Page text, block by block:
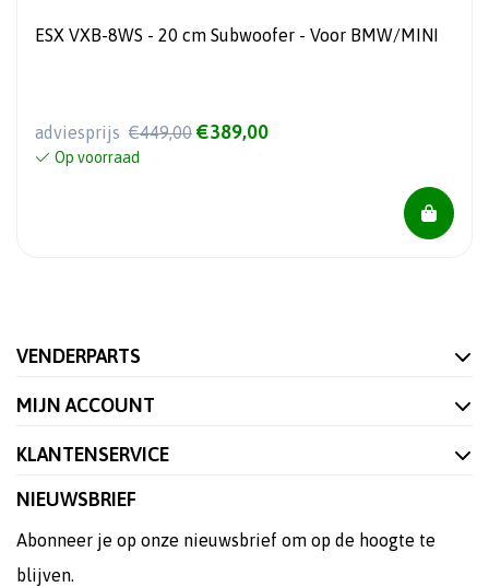
ESX VXB-8WS - 20 cm Subwoofer - Voor BMW/MINI
adviesprijs €449,00 €389,00
Op voorraad
VENDERPARTS
MIJN ACCOUNT
KLANTENSERVICE
NIEUWSBRIEF
Abonneer je op onze nieuwsbrief om op de hoogte te
blijven.